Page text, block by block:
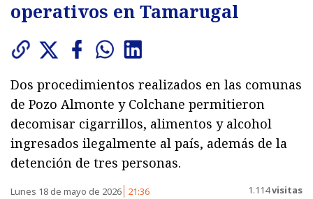
operativos en Tamarugal
Dos procedimientos realizados en las comunas
de Pozo Almonte y Colchane permitieron
decomisar cigarrillos, alimentos y alcohol
ingresados ilegalmente al país, además de la
detención de tres personas.
Lunes 18 de mayo de 2026 21:36 1.114visitas